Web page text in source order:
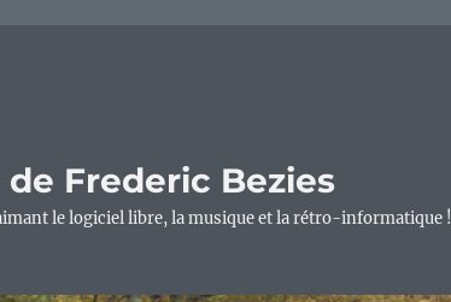
Frederic Bezies
le logiciel libre, la musique et la rétro-informatique !